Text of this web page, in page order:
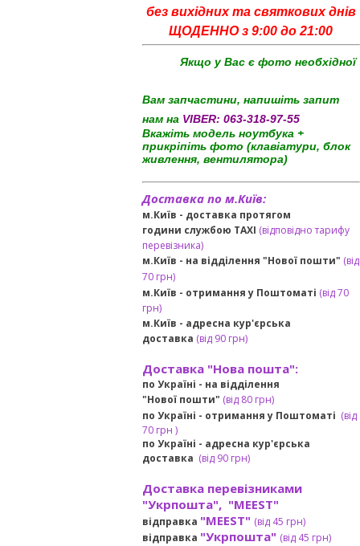
без вихідних та святкових днів
ЩОДЕННО з 9:00 до 21:00
Якщо у Вас є фото необхідної
Вам запчастини, напишіть запит
нам на VIBER: 063-318-97-55
Вкажіть модель ноутбука +
прикріпіть фото (клавіатури, блок
живлення, вентилятора)
Доставка по м.Київ:
м.Київ - доставка протягом
години службою TAXI (відповідно тарифу
перевізника)
м.Київ - на відділення "Нової пошти" (від
70 грн)
м.Київ - отримання у Поштоматі (від 70
грн)
м.Київ - адресна кур'єрська
доставка (від90 грн)
Доставка "Нова пошта":
по Україні - на відділення
"Нової пошти" (від 80 грн)
по Україні - отримання у Поштоматі (від
70 грн )
по Україні - адресна кур'єрська
доставка (від90 грн)
Доставка перевізниками
"Укрпошта", "MEEST"
відправка "MEEST" (від 45 грн)
відправка "Укрпошта" (від 45 грн)